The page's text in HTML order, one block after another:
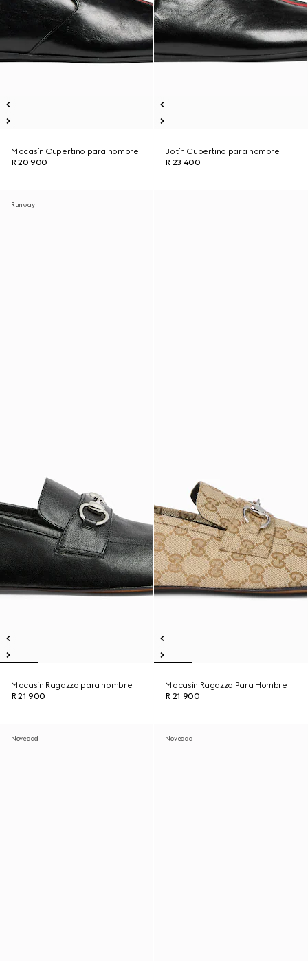
Mocasín Cupertino para hombre
R 20 900
Botín Cupertino para hombre
R 23 400
Runway
Mocasín Ragazzo para hombre
R 21 900
Mocasín Ragazzo Para Hombre
R 21 900
Novedad Novedad